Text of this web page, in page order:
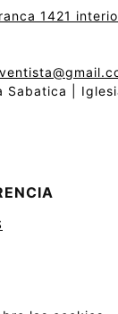
1421
Sabatica |